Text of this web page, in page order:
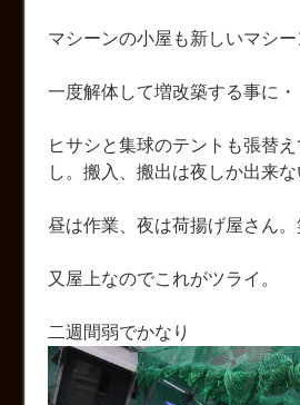
マシーンの小屋も新しいマシ
一度解体して増改築する事に・
ヒサシと集球のテントも張替
し。搬入、搬出は夜しか出来な
昼は作業、夜は荷揚げ屋さん
又屋上なのでこれがツライ。
二週間弱でかなり